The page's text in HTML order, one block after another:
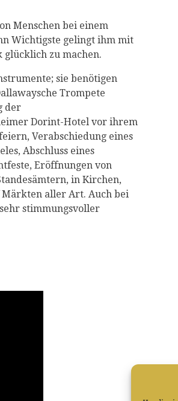
Menschen bei einem
Wichtigste gelingt ihm mit
glücklich zu machen.
sie benötigen
Trompete
der
Dorint-Hotel vor ihrem
Verabschiedung eines
Abschluss eines
Eröffnungen von
in Kirchen,
Märkten aller Art. Auch bei
stimmungsvoller